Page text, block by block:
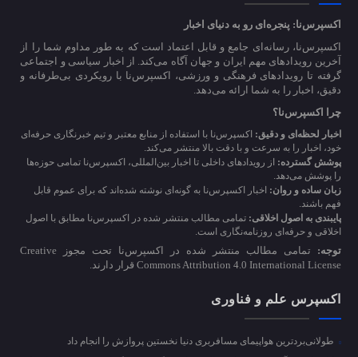
اکسپرس‌نا: پنجره‌ای رو به دنیای اخبار
اکسپرس‌نا، رسانه‌ای جامع و قابل اعتماد است که به طور مداوم شما را از
آخرین رویدادهای مهم ایران و جهان آگاه می‌کند. از اخبار سیاسی و اجتماعی
گرفته تا رویدادهای فرهنگی و ورزشی، اکسپرس‌نا با رویکردی بی‌طرفانه و
دقیق، اخبار را به شما ارائه می‌دهد.
چرا اکسپرس‌نا؟
اخبار لحظه‌ای و دقیق: اکسپرس‌نا با استفاده از منابع معتبر و تیم خبرنگاری حرفه‌ای
خود، اخبار را به سرعت و با دقت بالا منتشر می‌کند.
پوشش گسترده: از رویدادهای داخلی تا اخبار بین‌المللی، اکسپرس‌نا تمامی حوزه‌ها
را پوشش می‌دهد.
زبان ساده و روان: اخبار اکسپرس‌نا به گونه‌ای نوشته شده‌اند که برای عموم قابل
فهم باشند.
پایبندی به اصول اخلاقی: تمامی مطالب منتشر شده در اکسپرس‌نا مطابق با اصول
اخلاقی و حرفه‌ای روزنامه‌نگاری است.
توجه:
تمامی مطالب منتشر شده در اکسپرس‌نا تحت مجوز Creative
Commons Attribution 4.0 International License قرار دارند.
اکسپرس علم و فناوری
طولانی‌بردترین هواپیمای مسافربری دنیا نخستین پروازش را انجام داد